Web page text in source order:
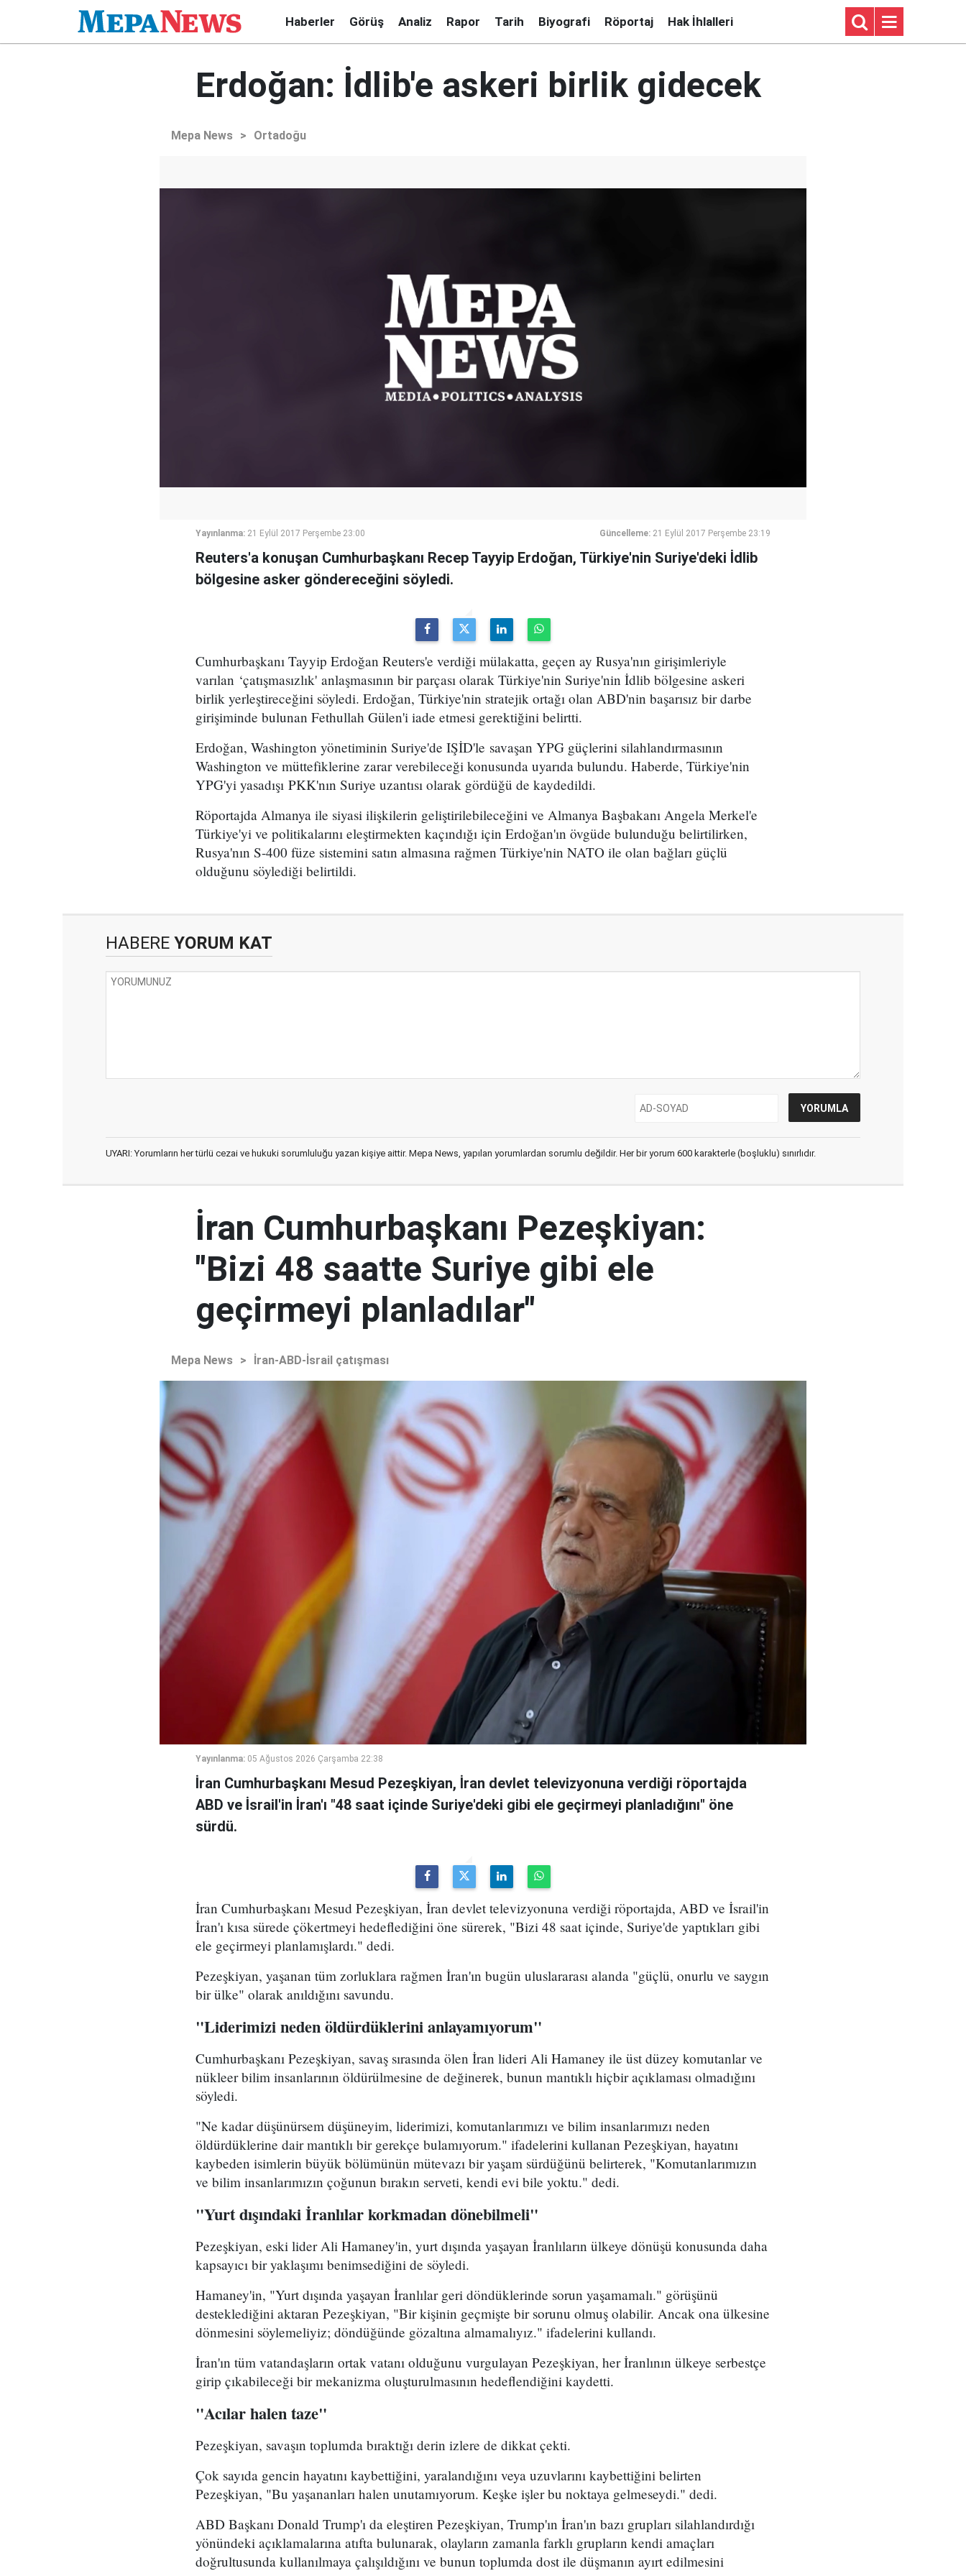
Haberler Görüş Analiz Rapor Tarih Biyografi Röportaj Hak İhlalleri
Erdoğan: İdlib'e askeri birlik gidecek
Mepa News > Ortadoğu
Yayınlanma: 21 Eylül 2017 Perşembe 23:00 Güncelleme: 21 Eylül 2017 Perşembe 23:19
Reuters'a konuşan Cumhurbaşkanı Recep Tayyip Erdoğan, Türkiye'nin Suriye'deki İdlib
bölgesine asker göndereceğini söyledi.
Cumhurbaşkanı Tayyip Erdoğan Reuters'e verdiği mülakatta, geçen ay Rusya'nın girişimleriyle
varılan ‘çatışmasızlık' anlaşmasının bir parçası olarak Türkiye'nin Suriye'nin İdlib bölgesine askeri
birlik yerleştireceğini söyledi. Erdoğan, Türkiye'nin stratejik ortağı olan ABD'nin başarısız bir darbe
girişiminde bulunan Fethullah Gülen'i iade etmesi gerektiğini belirtti.
Erdoğan, Washington yönetiminin Suriye'de IŞİD'le savaşan YPG güçlerini silahlandırmasının
Washington ve müttefiklerine zarar verebileceği konusunda uyarıda bulundu. Haberde, Türkiye'nin
YPG'yi yasadışı PKK'nın Suriye uzantısı olarak gördüğü de kaydedildi.
Röportajda Almanya ile siyasi ilişkilerin geliştirilebileceğini ve Almanya Başbakanı Angela Merkel'e
Türkiye'yi ve politikalarını eleştirmekten kaçındığı için Erdoğan'ın övgüde bulunduğu belirtilirken,
Rusya'nın S-400 füze sistemini satın almasına rağmen Türkiye'nin NATO ile olan bağları güçlü
olduğunu söylediği belirtildi.
HABERE YORUM KAT
UYARI: Yorumların her türlü cezai ve hukuki sorumluluğu yazan kişiye aittir. Mepa News, yapılan yorumlardan sorumlu değildir. Her bir yorum 600 karakterle (boşluklu) sınırlıdır.
İran Cumhurbaşkanı Pezeşkiyan:
"Bizi 48 saatte Suriye gibi ele
geçirmeyi planladılar"
Mepa News > İran-ABD-İsrail çatışması
Yayınlanma: 05 Ağustos 2026 Çarşamba 22:38
İran Cumhurbaşkanı Mesud Pezeşkiyan, İran devlet televizyonuna verdiği röportajda
ABD ve İsrail'in İran'ı "48 saat içinde Suriye'deki gibi ele geçirmeyi planladığını" öne
sürdü.
İran Cumhurbaşkanı Mesud Pezeşkiyan, İran devlet televizyonuna verdiği röportajda, ABD ve İsrail'in
İran'ı kısa sürede çökertmeyi hedeflediğini öne sürerek, "Bizi 48 saat içinde, Suriye'de yaptıkları gibi
ele geçirmeyi planlamışlardı." dedi.
Pezeşkiyan, yaşanan tüm zorluklara rağmen İran'ın bugün uluslararası alanda "güçlü, onurlu ve saygın
bir ülke" olarak anıldığını savundu.
"Liderimizi neden öldürdüklerini anlayamıyorum"
Cumhurbaşkanı Pezeşkiyan, savaş sırasında ölen İran lideri Ali Hamaney ile üst düzey komutanlar ve
nükleer bilim insanlarının öldürülmesine de değinerek, bunun mantıklı hiçbir açıklaması olmadığını
söyledi.
"Ne kadar düşünürsem düşüneyim, liderimizi, komutanlarımızı ve bilim insanlarımızı neden
öldürdüklerine dair mantıklı bir gerekçe bulamıyorum." ifadelerini kullanan Pezeşkiyan, hayatını
kaybeden isimlerin büyük bölümünün mütevazı bir yaşam sürdüğünü belirterek, "Komutanlarımızın
ve bilim insanlarımızın çoğunun bırakın serveti, kendi evi bile yoktu." dedi.
"Yurt dışındaki İranlılar korkmadan dönebilmeli"
Pezeşkiyan, eski lider Ali Hamaney'in, yurt dışında yaşayan İranlıların ülkeye dönüşü konusunda daha
kapsayıcı bir yaklaşımı benimsediğini de söyledi.
Hamaney'in, "Yurt dışında yaşayan İranlılar geri döndüklerinde sorun yaşamamalı." görüşünü
desteklediğini aktaran Pezeşkiyan, "Bir kişinin geçmişte bir sorunu olmuş olabilir. Ancak ona ülkesine
dönmesini söylemeliyiz; döndüğünde gözaltına almamalıyız." ifadelerini kullandı.
İran'ın tüm vatandaşların ortak vatanı olduğunu vurgulayan Pezeşkiyan, her İranlının ülkeye serbestçe
girip çıkabileceği bir mekanizma oluşturulmasının hedeflendiğini kaydetti.
"Acılar halen taze"
Pezeşkiyan, savaşın toplumda bıraktığı derin izlere de dikkat çekti.
Çok sayıda gencin hayatını kaybettiğini, yaralandığını veya uzuvlarını kaybettiğini belirten
Pezeşkiyan, "Bu yaşananları halen unutamıyorum. Keşke işler bu noktaya gelmeseydi." dedi.
ABD Başkanı Donald Trump'ı da eleştiren Pezeşkiyan, Trump'ın İran'ın bazı grupları silahlandırdığı
yönündeki açıklamalarına atıfta bulunarak, olayların zamanla farklı grupların kendi amaçları
doğrultusunda kullanılmaya çalışıldığını ve bunun toplumda dost ile düşmanın ayırt edilmesini